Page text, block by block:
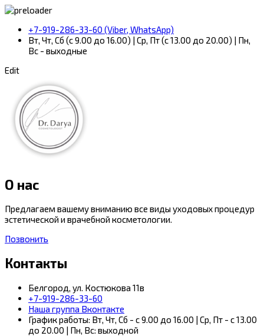
+7-919-286-33-60 (Viber, WhatsApp)
Вт, Чт, Сб (с 9.00 до 16.00) | Ср, Пт (с 13.00 до 20.00) | Пн,
Вс - выходные
Edit
О нас
Предлагаем вашему вниманию все виды уходовых процедур
эстетической и врачебной косметологии.
Позвонить
Контакты
Белгород, ул. Костюкова 11в
+7-919-286-33-60
Наша группа Вконтакте
График работы: Вт, Чт, Сб - с 9.00 до 16.00 | Ср, Пт - с 13.00
до 20.00 | Пн, Вс: выходной